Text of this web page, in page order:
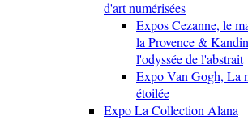
d'art numérisées
Expos Cezanne, le
la Provence &
l'odyssée de l'abstrait
Expo Van Gogh, La
étoilée
Expo La Collection Alana